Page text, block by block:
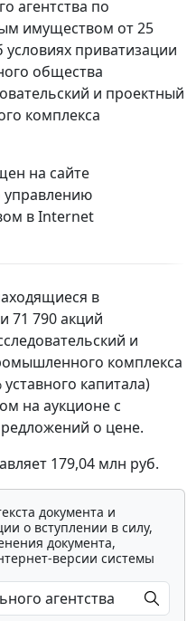
агентства по
имуществом от 25
условиях приватизации
общества
и проектный
комплекса
на сайте
управлению
в Internet
в
71 790 акций
и
комплекса
капитала)
на аукционе с
о цене.
179,04 млн руб.
документа и
о вступлении в силу,
документа,
версии системы